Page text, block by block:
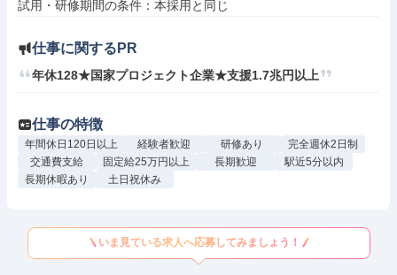
仕事に関するPR
年休128★国家プロジェクト企業★支援1.7兆円以上
仕事の特徴
年間休日120日以上 経験者歓迎 研修あり
完全週休2日制
交通費支給
固定給25万円以上 長期歓迎
駅近5分以内
長期休暇あり
土日祝休み
いま見ている求人へ応募してみましょう！